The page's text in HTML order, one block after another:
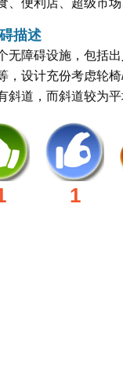
、便利店、超级市
描述
无障碍设施，包括
，设计充份考虑轮
斜道，而斜道较为
1